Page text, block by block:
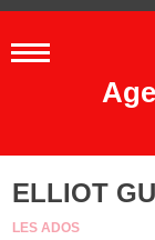
ELLIOT
LES ADOS